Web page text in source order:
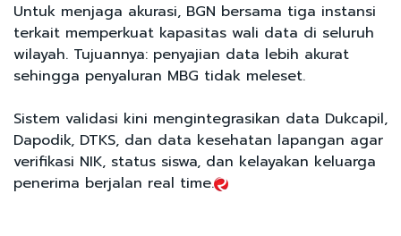
Untuk menjaga akurasi, BGN bersama tiga instansi
terkait memperkuat kapasitas wali data di seluruh
wilayah. Tujuannya: penyajian data lebih akurat
sehingga penyaluran MBG tidak meleset.
Sistem validasi kini mengintegrasikan data Dukcapil,
Dapodik, DTKS, dan data kesehatan lapangan agar
verifikasi NIK, status siswa, dan kelayakan keluarga
penerima berjalan real time.